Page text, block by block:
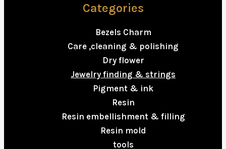
Categories
Bezels Charm
Care ,cleaning & polishing
Dry flower
Jewelry finding & strings
Pigment & ink
Resin
Resin embellishment & filling
Resin mold
tools